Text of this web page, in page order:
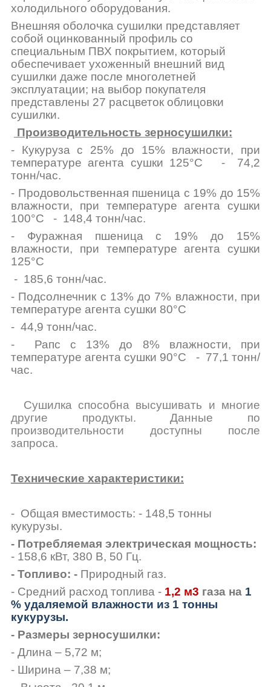
холодильного оборудования.
Внешняя оболочка сушилки представляет
собой оцинкованный профиль со
специальным ПВХ покрытием, который
обеспечивает ухоженный внешний вид
сушилки даже после многолетней
эксплуатации; на выбор покупателя
представлены 27 расцветок облицовки
сушилки.
Производительность зерносушилки:
- Кукуруза
с 25% до 15% влажности, при
температуре агента сушки 125°C
- 74,2
тонн/час.
- Продовольственная пшеница с 19% до 15%
влажности, при температуре агента сушки
100°C - 148,4 тонн/час.
- Фуражная пшеница с 19% до 15%
влажности, при температуре агента сушки
125°C
- 185,6 тонн/час.
- Подсолнечник с 13% до 7% влажности, при
температуре агента сушки 80°C
- 44,9 тонн/час.
- Рапс с 13% до 8% влажности, при
температуре агента сушки 90°C - 77,1 тонн/
час.
Сушилка способна высушивать и многие
другие продукты. Данные по
производительности доступны после
запроса.
Технические характеристики:
- Общая вместимость: - 148,5 тонны
кукурузы.
- Потребляемая электрическая мощность:
- 158,6 кВт, 380 В, 50 Гц.
- Топливо: - Природный газ.
- Средний расход топлива - 1,2 м3 газа на 1
% удаляемой влажности из 1 тонны
кукурузы.
- Размеры зерносушилки:
- Длина – 5,72 м;
- Ширина – 7,38 м;